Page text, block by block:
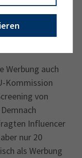
Werbung auch
Kommission
von
Influencer
nur 20
als Werbung